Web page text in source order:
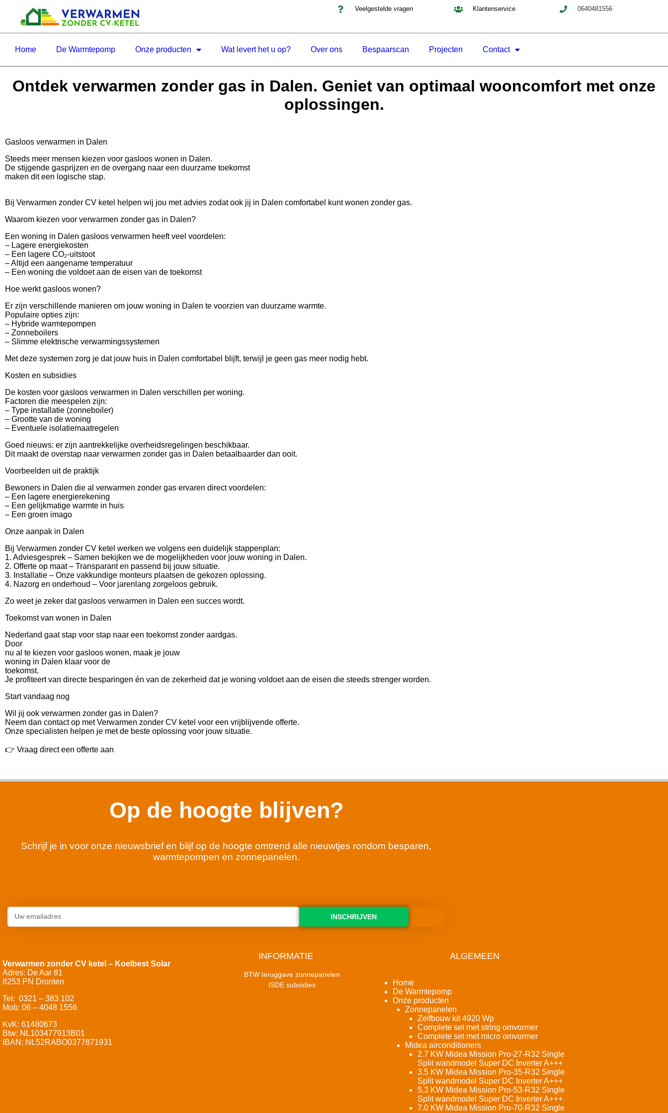
Veelgestelde vragen Klantenservice 0640481556
Home De Warmtepomp Onze producten Wat levert het u op? Over ons Bespaarscan Projecten Contact
Ontdek verwarmen zonder gas in Dalen. Geniet van optimaal wooncomfort met onze
oplossingen.
Gasloos verwarmen in Dalen
Steeds meer mensen kiezen voor gasloos wonen in Dalen.
De stijgende gasprijzen en de overgang naar een duurzame toekomst
maken dit een logische stap.
Bij Verwarmen zonder CV ketel helpen wij jou met advies zodat ook jij in Dalen comfortabel kunt wonen zonder gas.
Waarom kiezen voor verwarmen zonder gas in Dalen?
Een woning in Dalen gasloos verwarmen heeft veel voordelen:
– Lagere energiekosten
– Een lagere CO₂-uitstoot
– Altijd een aangename temperatuur
– Een woning die voldoet aan de eisen van de toekomst
Hoe werkt gasloos wonen?
Er zijn verschillende manieren om jouw woning in Dalen te voorzien van duurzame warmte.
Populaire opties zijn:
– Hybride warmtepompen
– Zonneboilers
– Slimme elektrische verwarmingssystemen
Met deze systemen zorg je dat jouw huis in Dalen comfortabel blijft, terwijl je geen gas meer nodig hebt.
Kosten en subsidies
De kosten voor gasloos verwarmen in Dalen verschillen per woning.
Factoren die meespelen zijn:
– Type installatie (zonneboiler)
– Grootte van de woning
– Eventuele isolatiemaatregelen
Goed nieuws: er zijn aantrekkelijke overheidsregelingen beschikbaar.
Dit maakt de overstap naar verwarmen zonder gas in Dalen betaalbaarder dan ooit.
Voorbeelden uit de praktijk
Bewoners in Dalen die al verwarmen zonder gas ervaren direct voordelen:
– Een lagere energierekening
– Een gelijkmatige warmte in huis
– Een groen imago
Onze aanpak in Dalen
Bij Verwarmen zonder CV ketel werken we volgens een duidelijk stappenplan:
1. Adviesgesprek – Samen bekijken we de mogelijkheden voor jouw woning in Dalen.
2. Offerte op maat – Transparant en passend bij jouw situatie.
3. Installatie – Onze vakkundige monteurs plaatsen de gekozen oplossing.
4. Nazorg en onderhoud – Voor jarenlang zorgeloos gebruik.
Zo weet je zeker dat gasloos verwarmen in Dalen een succes wordt.
Toekomst van wonen in Dalen
Nederland gaat stap voor stap naar een toekomst zonder aardgas.
Door
nu al te kiezen voor gasloos wonen, maak je jouw
woning in Dalen klaar voor de
toekomst.
Je profiteert van directe besparingen én van de zekerheid dat je woning voldoet aan de eisen die steeds strenger worden.
Start vandaag nog
Wil jij ook verwarmen zonder gas in Dalen?
Neem dan contact op met Verwarmen zonder CV ketel voor een vrijblijvende offerte.
Onze specialisten helpen je met de beste oplossing voor jouw situatie.
👉 Vraag direct een offerte aan
Op de hoogte blijven?
Schrijf je in voor onze nieuwsbrief en blijf op de hoogte omtrend alle nieuwtjes rondom besparen,
warmtepompen en zonnepanelen.
INSCHRIJVEN
Verwarmen zonder CV ketel – Koelbest Solar
Adres: De Aar 81
8253 PN Dronten
Tel: 0321 – 383 102
Mob: 06 – 4048 1556
KvK: 61480673
Btw: NL103477913B01
IBAN: NL52RABO0377871931
INFORMATIE
BTW teruggave zonnepanelen
ISDE subsidies
ALGEMEEN
Home
De Warmtepomp
Onze producten
Zonnepanelen
Zelfbouw kit 4920 Wp
Complete set met string omvormer
Complete set met micro omvormer
Midea airconditioners
2.7 KW Midea Mission Pro-27-R32 Single
Split wandmodel Super DC Inverter A+++
3.5 KW Midea Mission Pro-35-R32 Single
Split wandmodel Super DC Inverter A+++
5.3 KW Midea Mission Pro-53-R32 Single
Split wandmodel Super DC Inverter A+++
7.0 KW Midea Mission Pro-70-R32 Single